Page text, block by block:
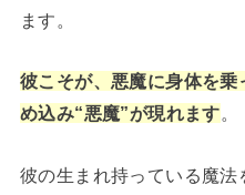
ます。
彼こそが、悪魔に身体を
め込み“悪魔”が現れます。
彼の生まれ持っている魔